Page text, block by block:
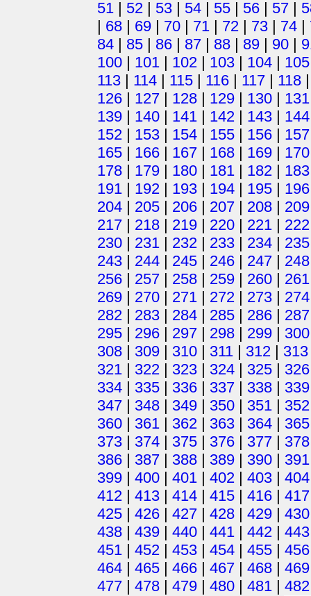
51 | 52 | 53 | 54 | 55 | 56 | 57 |
| 68 | 69 | 70 | 71 | 72 | 73 | 74 |
84 | 85 | 86 | 87 | 88 | 89 | 90 |
100 | 101 | 102 | 103 | 104 | 105
113 | 114 | 115 | 116 | 117 | 118
126 | 127 | 128 | 129 | 130 | 131
139 | 140 | 141 | 142 | 143 | 144
152 | 153 | 154 | 155 | 156 | 157
165 | 166 | 167 | 168 | 169 | 170
178 | 179 | 180 | 181 | 182 | 183
191 | 192 | 193 | 194 | 195 | 196
204 | 205 | 206 | 207 | 208 | 209
217 | 218 | 219 | 220 | 221 | 222
230 | 231 | 232 | 233 | 234 | 235
243 | 244 | 245 | 246 | 247 | 248
256 | 257 | 258 | 259 | 260 | 261
269 | 270 | 271 | 272 | 273 | 274
282 | 283 | 284 | 285 | 286 | 287
295 | 296 | 297 | 298 | 299 | 300
308 | 309 | 310 | 311 | 312 | 313
321 | 322 | 323 | 324 | 325 | 326
334 | 335 | 336 | 337 | 338 | 339
347 | 348 | 349 | 350 | 351 | 352
360 | 361 | 362 | 363 | 364 | 365
373 | 374 | 375 | 376 | 377 | 378
386 | 387 | 388 | 389 | 390 | 391
399 | 400 | 401 | 402 | 403 | 404
412 | 413 | 414 | 415 | 416 | 417
425 | 426 | 427 | 428 | 429 | 430
438 | 439 | 440 | 441 | 442 | 443
451 | 452 | 453 | 454 | 455 | 456
464 | 465 | 466 | 467 | 468 | 469
477 | 478 | 479 | 480 | 481 | 482